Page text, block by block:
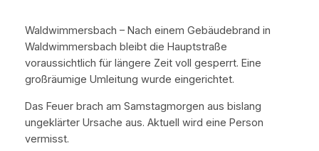
Waldwimmersbach – Nach einem Gebäudebrand in
Waldwimmersbach bleibt die Hauptstraße
voraussichtlich für längere Zeit voll gesperrt. Eine
großräumige Umleitung wurde eingerichtet.
Das Feuer brach am Samstagmorgen aus bislang
ungeklärter Ursache aus. Aktuell wird eine Person
vermisst.